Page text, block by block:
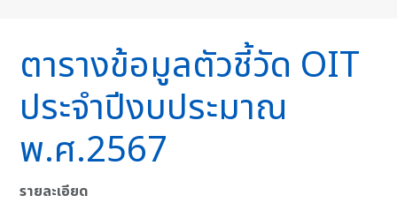
ตารางข้อมูลตัวชี้วัด OIT
ประจำปีงบประมาณ
พ.ศ.2567
รายละเอียด